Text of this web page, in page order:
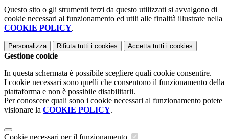
Questo sito o gli strumenti terzi da questo utilizzati si avvalgono di
cookie necessari al funzionamento ed utili alle finalità illustrate nella
COOKIE POLICY.
Personalizza Rifiuta tutti i cookies Accetta tutti i cookies
Gestione cookie
In questa schermata è possibile scegliere quali cookie consentire.
I cookie necessari sono quelli che consentono il funzionamento della
piattaforma e non è possibile disabilitarli.
Per conoscere quali sono i cookie necessari al funzionamento potete
visionare la COOKIE POLICY.
Cookie necessari per il funzionamento